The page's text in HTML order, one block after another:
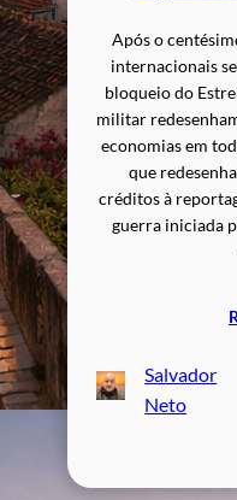
Após o
internacionais
bloqueio do
militar
economias em
que
créditos à
guerra iniciada
Salvador
Neto